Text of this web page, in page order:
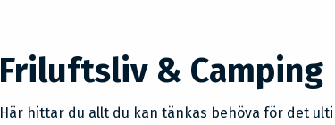
Friluftsliv & Camping
Här hittar du allt du kan tänkas behöva för det